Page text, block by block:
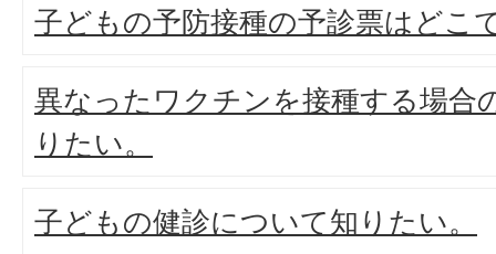
子どもの予防接種の予診票はどこ
異なったワクチンを接種する場合
りたい。
子どもの健診について知りたい。